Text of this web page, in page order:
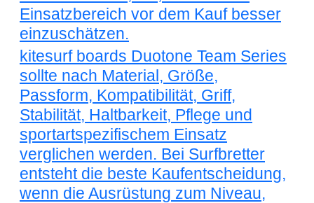
Einsatzbereich vor dem Kauf besser
einzuschätzen.
kitesurf boards Duotone Team Series
sollte nach Material, Größe,
Passform, Kompatibilität, Griff,
Stabilität, Haltbarkeit, Pflege und
sportartspezifischem Einsatz
verglichen werden. Bei Surfbretter
entsteht die beste Kaufentscheidung,
wenn die Ausrüstung zum Niveau,